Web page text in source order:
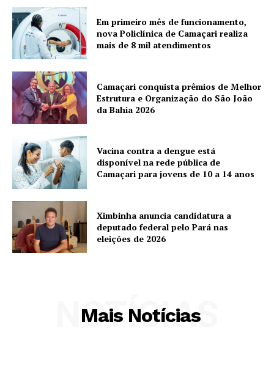
Em primeiro mês de funcionamento,
nova Policlínica de Camaçari realiza
mais de 8 mil atendimentos
Camaçari conquista prêmios de Melhor
Estrutura e Organização do São João
da Bahia 2026
Vacina contra a dengue está
disponível na rede pública de
Camaçari para jovens de 10 a 14 anos
Ximbinha anuncia candidatura a
deputado federal pelo Pará nas
eleições de 2026
Mais Notícias
NOTÍCIAS